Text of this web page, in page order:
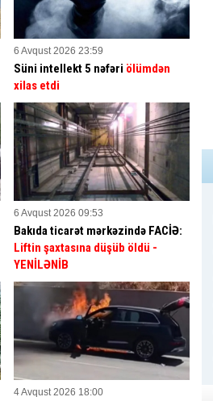
6 Avqust 2026 23:59
Süni intellekt 5 nəfəri ölümdən
xilas etdi
6 Avqust 2026 09:53
Bakıda ticarət mərkəzində FACİƏ:
Liftin şaxtasına düşüb öldü -
YENİLƏNİB
4 Avqust 2026 18:00